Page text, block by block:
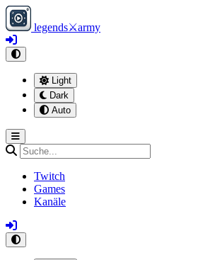
legends⚔army
Light
Dark
Auto
Twitch
Games
Kanäle